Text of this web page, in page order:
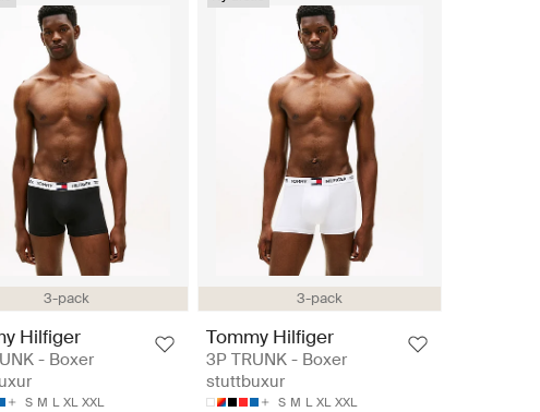
3-pack
Hilfiger
- Boxer
S M L XL XXL
3-pack
Tommy Hilfiger
3P TRUNK - Boxer
stuttbuxur
S M L XL XXL